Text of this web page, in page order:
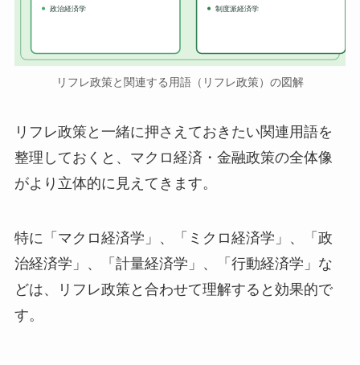
政治経済学
制度派経済学
リフレ政策と関連する用語（リフレ政策）の図解
リフレ政策と一緒に押さえておきたい関連用語を
整理しておくと、マクロ経済・金融政策の全体像
がより立体的に見えてきます。
特に「マクロ経済学」、「ミクロ経済学」、「政
治経済学」、「計量経済学」、「行動経済学」な
どは、リフレ政策と合わせて理解すると効果的で
す。